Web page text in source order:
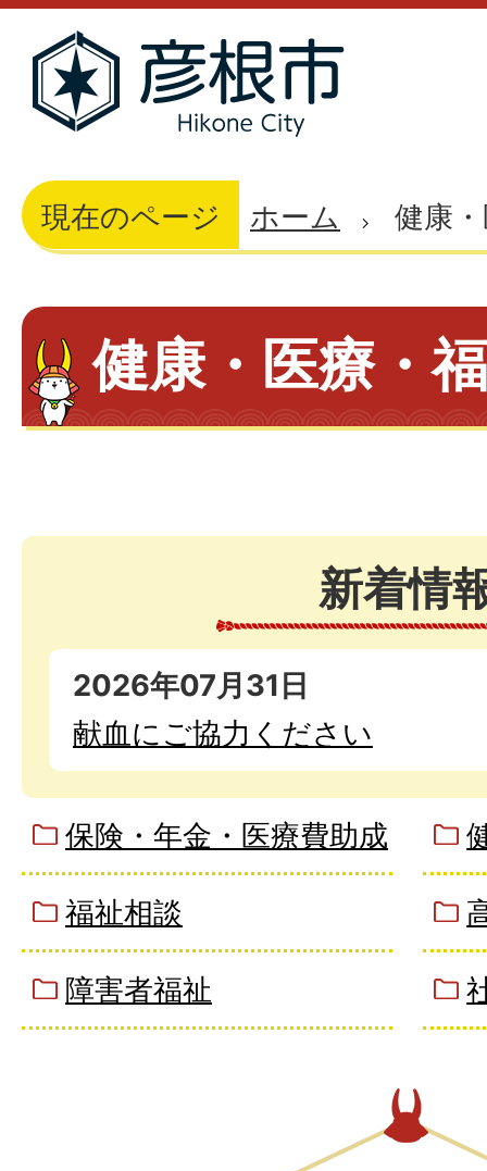
現在のページ ホーム 健康
健康・医療・
新着情
2026年07月31日
献血にご協力ください
保険・年金・医療費助成
福祉相談
障害者福祉